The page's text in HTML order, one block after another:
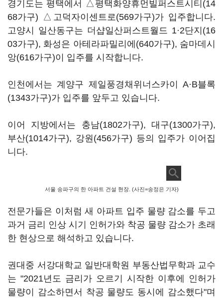
경기도는 평택에서 △평택화양휴먼빌퍼스트시티(14
68가구) △고덕자이센트로(569가구)가 입주합니다.
고양시 일산동구는 더샵일산퍼스트월드 1·2단지(16
03가구), 화성은 아테라파밀리에(640가구), 숨마데시
앙(616가구)이 입주를 시작합니다.
인천에서는 계양구 제일풍경채위너스카이 A·B블록
(1343가구)가 입주를 앞두고 있습니다.
이어 지방에서는 충남(1802가구), 대구(1300가구),
부산(1014가구), 강원(456가구) 등의 입주가 이어집
니다.
서울 송파구의 한 아파트 건설 현장. (사진=송정은 기자)
전문가들은 이처럼 새 아파트 입주 물량 감소를 두고
과거 금리 인상 시기 인허가와 착공 물량 감소가 초래
한 현상으로 해석하고 있습니다.
권대중 서강대학교 일반대학원 부동산법무학과 교수
는 "2021년도 금리가 오르기 시작한 이후에 인허가
물량이 감소하면서 착공 물량도 동시에 감소했다"며